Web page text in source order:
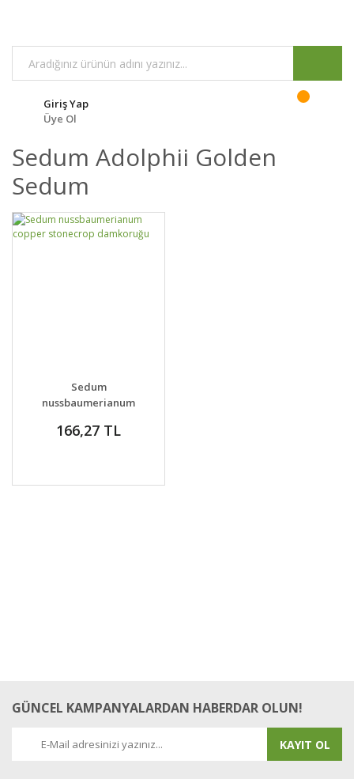
Giriş Yap
Üye Ol
Sedum Adolphii Golden
Sedum
DETAYLAR
VER
Sedum
nussbaumerianum
damkoruğu
166,27 TL
GÜNCEL KAMPANYALARDAN HABERDAR OLUN!
KAYIT OL